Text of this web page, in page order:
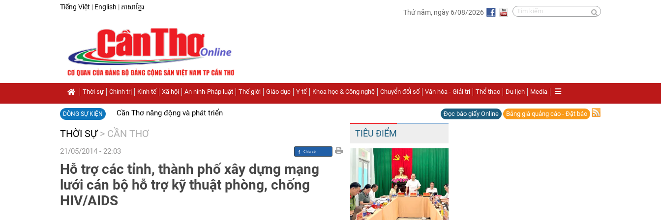
Tiếng Việt | English | ភាសាខ្មែរ
Thứ năm, ngày 6/08/2026
Thời sự Chính trị Kinh tế Xã hội An ninh-Pháp luật Thế giới Giáo dục Y tế Khoa học & Công nghệ Chuyển đổi số Văn hóa - Giải trí Thể thao Du lịch Media
DÒNG SỰ KIỆN Cần Thơ năng động và phát triển Đọc báo giấy Online Bảng giá quảng cáo - Đặt báo
THỜI SỰ > CẦN THƠ
21/05/2014 - 22:03
Hỗ trợ các tỉnh, thành phố xây dựng mạng
lưới cán bộ hỗ trợ kỹ thuật phòng, chống
HIV/AIDS
TIÊU ĐIỂM